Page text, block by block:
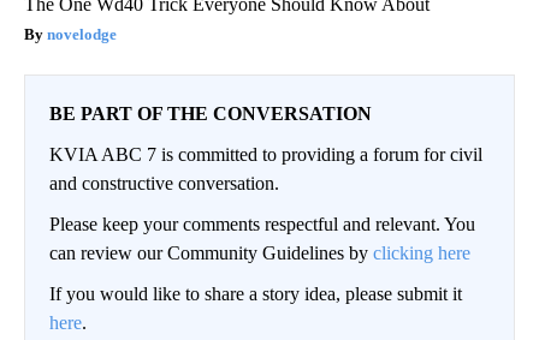
The One Wd40 Trick Everyone Should Know About
novelodge
BE PART OF THE CONVERSATION
KVIA ABC 7 is committed to providing a forum for civil
and constructive conversation.
Please keep your comments respectful and relevant. You
can review our Community Guidelines by clicking here
If you would like to share a story idea, please submit it
here.